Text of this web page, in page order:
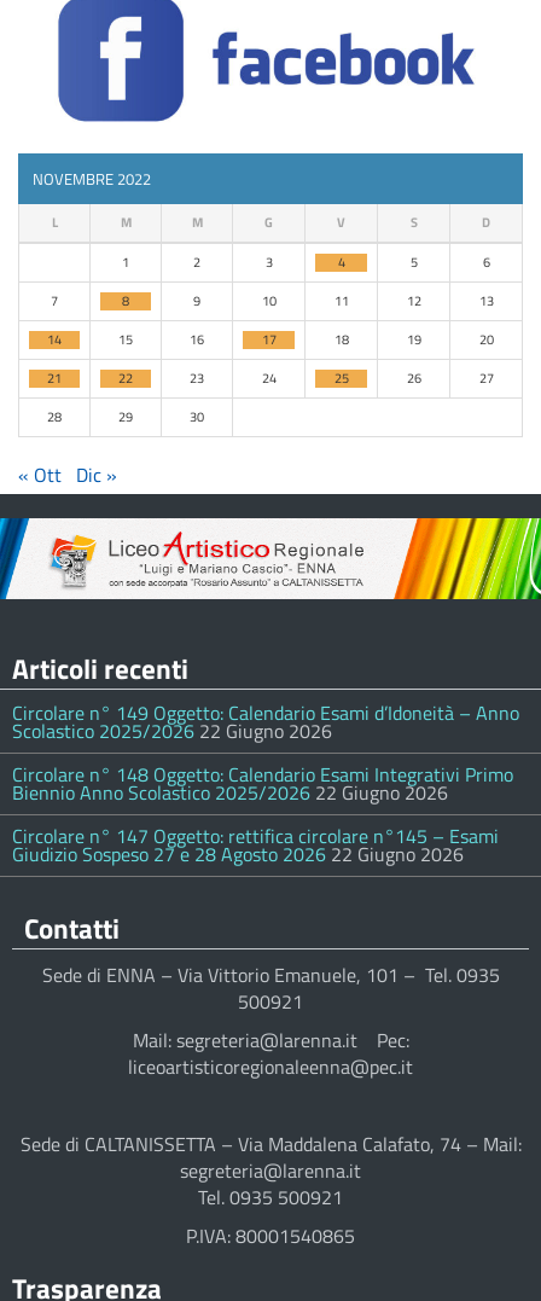
NOVEMBRE 2022
L M M G V S D
1 2 3 4 5
6
7
8 9 10 11 12
13
14
15 16 17 18 19
20
21
22 23 24 25 26
27
28
29 30
« Ott Dic »
Articoli recenti
Circolare n° 149 Oggetto: Calendario Esami d’Idoneità – Anno
Scolastico 2025/2026 22 Giugno 2026
Circolare n° 148 Oggetto: Calendario Esami Integrativi Primo
Biennio Anno Scolastico 2025/2026 22 Giugno 2026
Circolare n° 147 Oggetto: rettifica circolare n°145 – Esami
Giudizio Sospeso 27 e 28 Agosto 2026 22 Giugno 2026
Contatti
Sede di ENNA – Via Vittorio Emanuele, 101 – Tel. 0935
500921
Mail: segreteria@larenna.it Pec:
liceoartisticoregionaleenna@pec.it
Sede di CALTANISSETTA – Via Maddalena Calafato, 74 – Mail:
segreteria@larenna.it
Tel. 0935 500921
P.IVA: 80001540865
Trasparenza